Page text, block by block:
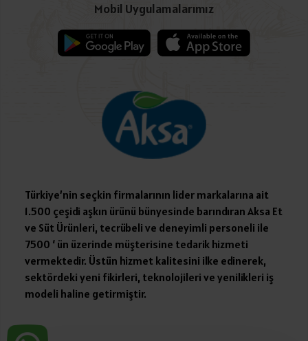
Mobil Uygulamalarımız
Türkiye’nin seçkin firmalarının lider markalarına ait
1.500 çeşidi aşkın ürünü bünyesinde barındıran Aksa Et
ve Süt Ürünleri, tecrübeli ve deneyimli personeli ile
7500 ‘ ün üzerinde müşterisine tedarik hizmeti
vermektedir. Üstün hizmet kalitesini ilke edinerek,
sektördeki yeni fikirleri, teknolojileri ve yenilikleri iş
modeli haline getirmiştir.